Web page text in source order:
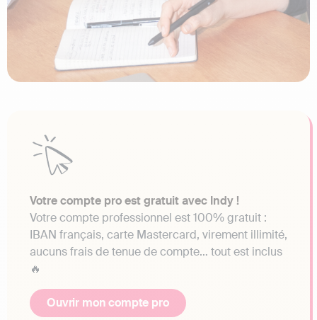
Votre compte pro est gratuit avec Indy !
Votre compte professionnel est 100% gratuit :
IBAN français, carte Mastercard, virement illimité,
aucuns frais de tenue de compte… tout est inclus
🔥
Ouvrir mon compte pro